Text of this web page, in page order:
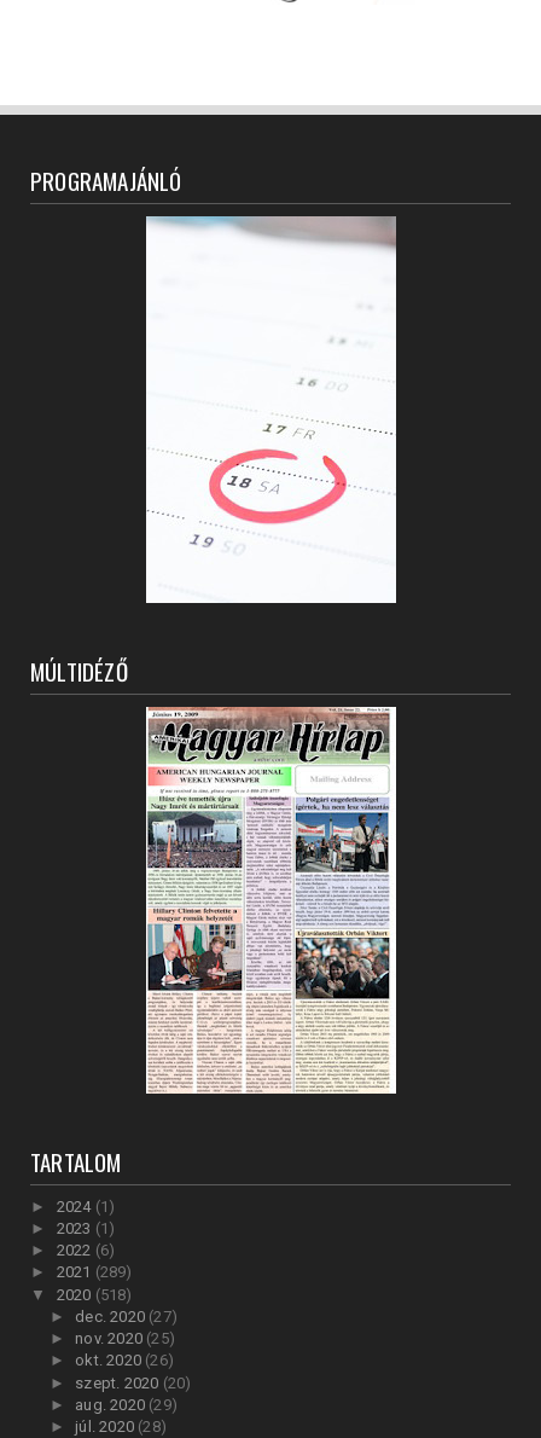
PROGRAMAJÁNLÓ
MÚLTIDÉZŐ
TARTALOM
► 2024 (1)
► 2023 (1)
► 2022 (6)
► 2021 (289)
▼ 2020 (518)
► dec. 2020 (27)
► nov. 2020 (25)
► okt. 2020 (26)
► szept. 2020 (20)
► aug. 2020 (29)
► júl. 2020 (28)